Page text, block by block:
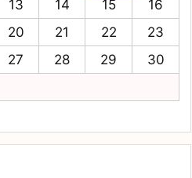
13 14 15
16
20 21 22
23
27 28 29
30